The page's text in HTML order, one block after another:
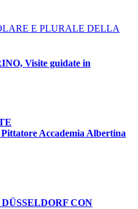
E PLURALE DELLA
Visite guidate in
Accademia Albertina
CON